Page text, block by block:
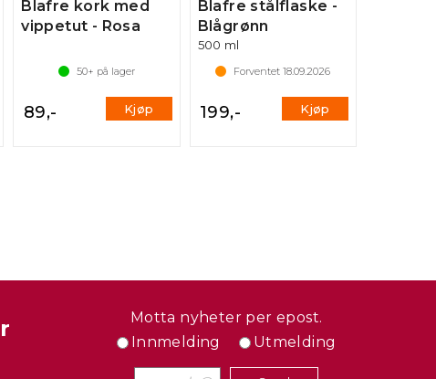
Blafre kork med
vippetut - Rosa
50+ på lager
89,- Kjøp
Blafre stålflaske -
Blågrønn
500 ml
Forventet18.09.2026
199,- Kjøp
Motta nyheter per epost.
Innmelding
Utmelding